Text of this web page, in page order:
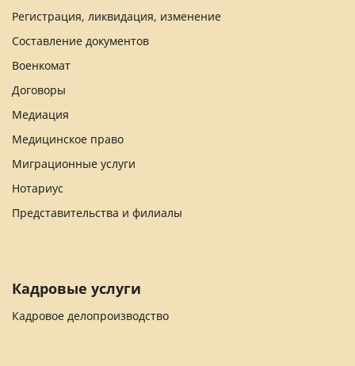
Регистрация, ликвидация, изменение
Составление документов
Военкомат
Договоры
Медиация
Медицинское право
Миграционные услуги
Нотариус
Представительства и филиалы
Кадровые услуги
Кадровое делопроизводство